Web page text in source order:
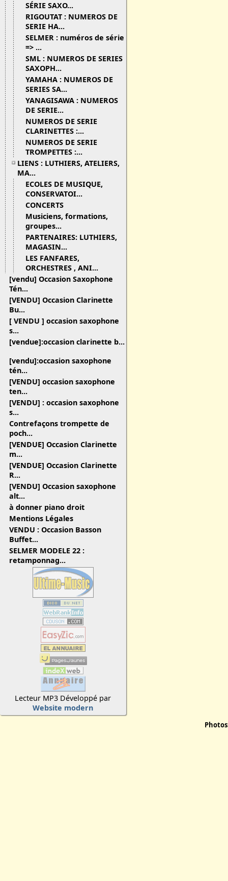
SÉRIE SAXO...
RIGOUTAT : NUMEROS DE
SERIE HA...
SELMER : numéros de série
=> ...
SML : NUMEROS DE SERIES
SAXOPH...
YAMAHA : NUMEROS DE
SERIES SA...
YANAGISAWA : NUMEROS
DE SERIE...
NUMEROS DE SERIE
CLARINETTES :...
NUMEROS DE SERIE
TROMPETTES :...
LIENS : LUTHIERS, ATELIERS,
MA...
ECOLES DE MUSIQUE,
CONSERVATOI...
CONCERTS
Musiciens, formations,
groupes...
PARTENAIRES: LUTHIERS,
MAGASIN...
LES FANFARES,
ORCHESTRES , ANI...
[vendu] Occasion Saxophone
Tén...
[VENDU] Occasion Clarinette
Bu...
[ VENDU ] occasion saxophone
s...
[vendue]:occasion clarinette b...
[vendu]:occasion saxophone
tén...
[VENDU] occasion saxophone
ten...
[VENDU] : occasion saxophone
s...
Contrefaçons trompette de
poch...
[VENDUE] Occasion Clarinette
m...
[VENDUE] Occasion Clarinette
R...
[VENDU] Occasion saxophone
alt...
à donner piano droit
Mentions Légales
VENDU : Occasion Basson
Buffet...
SELMER MODELE 22 :
retamponnag...
Lecteur MP3 Développé par
Website modern